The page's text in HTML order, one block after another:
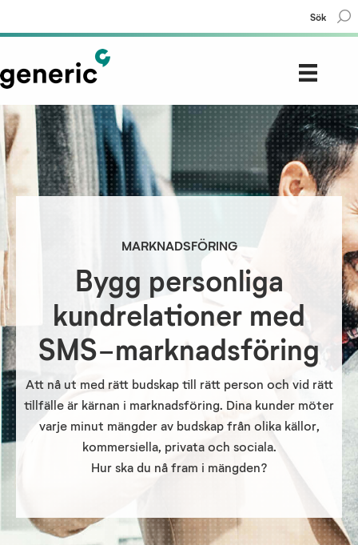
Sök
MARKNADSFÖRING
Bygg personliga
kundrelationer med
SMS-marknadsföring
Att nå ut med rätt budskap till rätt person och vid rätt
tillfälle är kärnan i marknadsföring. Dina kunder möter
varje minut mängder av budskap från olika källor,
kommersiella, privata och sociala.
Hur ska du nå fram i mängden?